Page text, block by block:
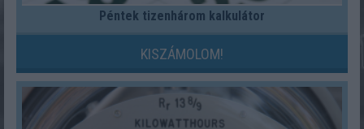
Péntek tizenhárom kalkulátor
KISZÁMOLOM!